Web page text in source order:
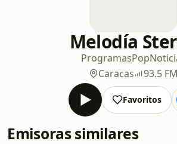
Melodía
ProgramasPop
Caracas
93.5 FM
Favoritos
Emisoras similares